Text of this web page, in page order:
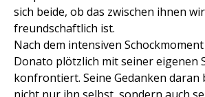
sich beide, ob das zwischen ihnen
freundschaftlich ist.
Nach dem intensiven
Donato plötzlich mit seiner eigenen
konfrontiert. Seine Gedanken
nicht nur ihn selbst, sondern auch